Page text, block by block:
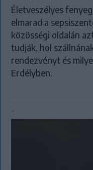
Életveszélyes
elmarad a
közösségi oldalán
tudják, hol
rendezvényt és
Erdélyben.
`